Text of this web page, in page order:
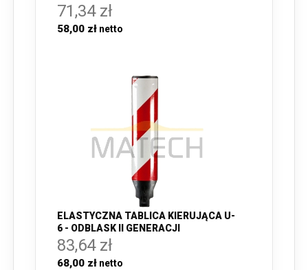
71,34 zł
58,00 zł
ELASTYCZNA TABLICA KIERUJĄCA U-
6 - ODBLASK II GENERACJI
83,64 zł
68,00 zł